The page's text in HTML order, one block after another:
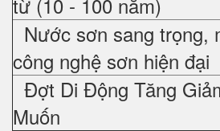
Nước sơn sang trọng,
công nghệ sơn hiện đại
Đợt Di Động Tăng
Muốn